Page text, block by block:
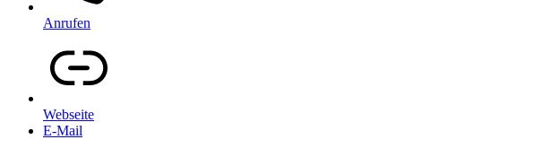
Anrufen
Webseite
E-Mail